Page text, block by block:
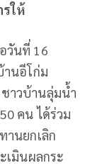
ให้
วันที่ 16
นอีโก่ม
ชาวบ้านลุ่มน้ำ
คน ได้ร่วม
านยกเลิก
เมินผลกระ